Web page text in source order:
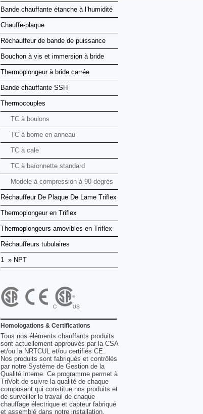
Bande chauffante étanche à l’humidité
Chauffe-plaque
Réchauffeur de bande de puissance
Bouchon à vis et immersion à bride
Thermoplongeur à bride carrée
Bande chauffante SSH
Thermocouples
TC à boulons
TC à borne en anneau
TC à cale
TC à baïonnette standard
Modèle à compression à 90 degrés
Réchauffeur De Plaque De Lame Triflex
Thermoplongeur en Triflex
Thermoplongeurs amovibles en Triflex
Réchauffeurs tubulaires
1 » NPT
Homologations & Certifications
Tous nos éléments chauffants produits
sont actuellement approuvés par la CSA
et/ou la NRTCUL et/ou certifiés CE.
Nos produits sont fabriqués et contrôlés
par notre Système de Gestion de la
Qualité interne. Ce programme permet à
TriVolt de suivre la qualité de chaque
composant qui constitue nos produits et
de surveiller le travail de chaque
chauffage électrique et capteur fabriqué
et assemblé dans notre installation.